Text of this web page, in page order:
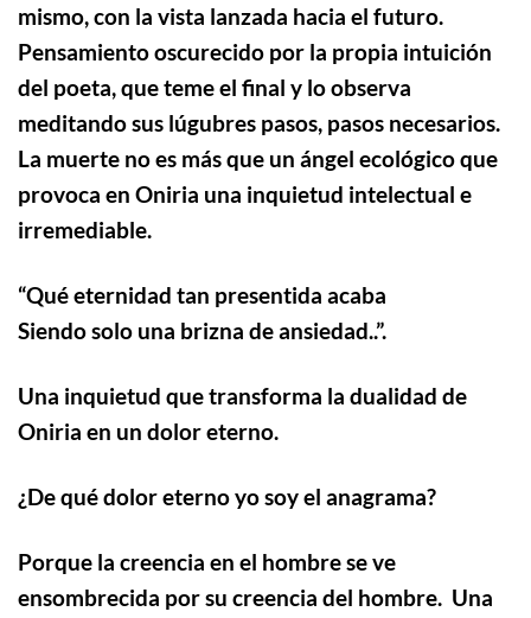
mismo, con la vista lanzada hacia el futuro.
Pensamiento oscurecido por la propia intuición
del poeta, que teme el final y lo observa
meditando sus lúgubres pasos, pasos necesarios.
La muerte no es más que un ángel ecológico que
provoca en Oniria una inquietud intelectual e
irremediable.
“Qué eternidad tan presentida acaba
Siendo solo una brizna de ansiedad..”.
Una inquietud que transforma la dualidad de
Oniria en un dolor eterno.
¿De qué dolor eterno yo soy el anagrama?
Porque la creencia en el hombre se ve
ensombrecida por su creencia del hombre. Una